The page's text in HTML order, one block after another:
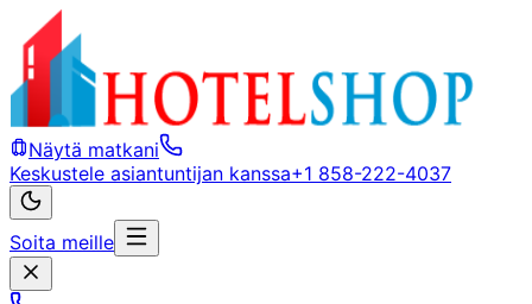
Näytä matkani
Keskustele asiantuntijan kanssa+1 858-222-4037
Soita meille